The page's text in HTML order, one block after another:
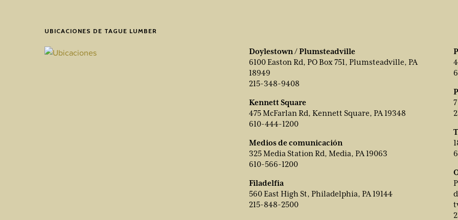
UBICACIONES DE TAGUE LUMBER
Doylestown / Plumsteadville
6100 Easton Rd, PO Box 751, Plumsteadville, PA
18949
215-348-9408
Kennett Square
475 McFarlan Rd, Kennett Square, PA 19348
610-444-1200
Medios de comunicación
325 Media Station Rd, Media, PA 19063
610-566-1200
Filadelfia
560 East High St, Philadelphia, PA 19144
215-848-2500